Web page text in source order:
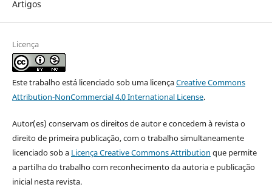
Artigos
Licença
Este trabalho está licenciado sob uma licençaCreative Commons
Attribution-NonCommercial 4.0 International License.
Autor(es) conservam os direitos de autor e concedem à revista o
direito de primeira publicação, com o trabalho simultaneamente
licenciado sob a Licença Creative Commons Attribution que permite
a partilha do trabalho com reconhecimento da autoria e publicação
inicial nesta revista.